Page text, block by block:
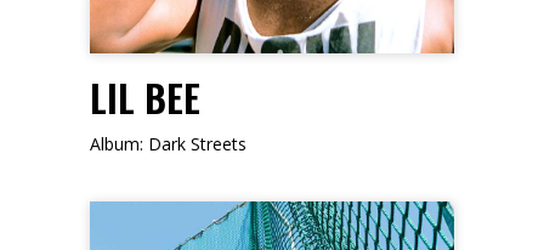
LIL BEE
Album: Dark Streets